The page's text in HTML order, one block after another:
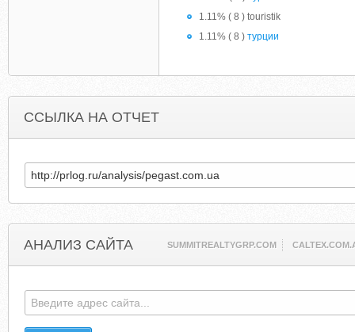
1.11% ( 8 ) touristik
1.11% ( 8 ) турции
ССЫЛКА НА ОТЧЕТ
АНАЛИЗ САЙТА SUMMITREALTYGRP.COM